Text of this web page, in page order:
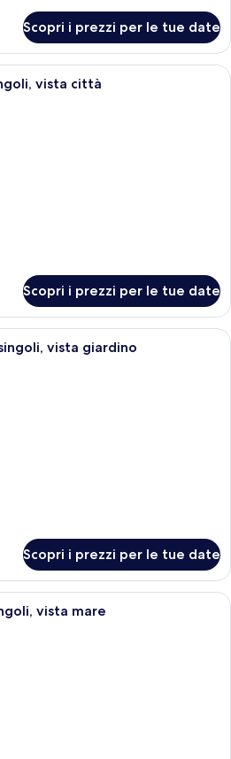
Scopri i prezzi per le tue date
Una camera d'albergo con due letti,
vista città
Scopri i prezzi per le tue date
Camera d'hotel con due letti, un
vista giardino
Scopri i prezzi per le tue date
Una camera d'albergo con un letto,
vista mare